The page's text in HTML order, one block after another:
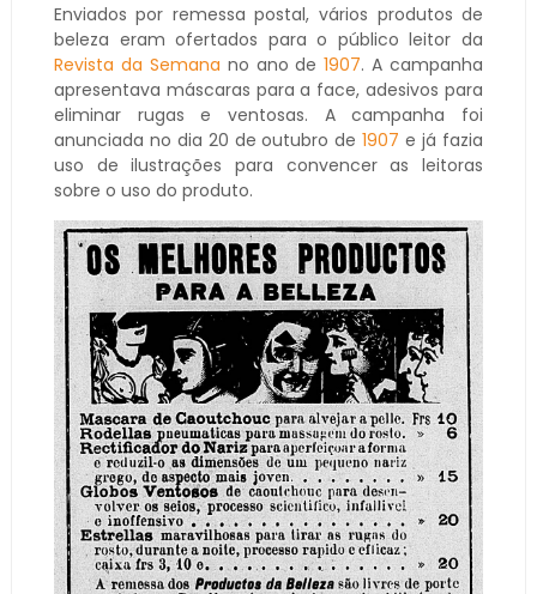
Enviados por remessa postal, vários produtos de
beleza eram ofertados para o público leitor da
Revista da Semana no ano de1907. A campanha
apresentava máscaras para a face, adesivos para
eliminar rugas e ventosas. A campanha foi
anunciada no dia 20 de outubro de1907 e já fazia
uso de ilustrações para convencer as leitoras
sobre o uso do produto.